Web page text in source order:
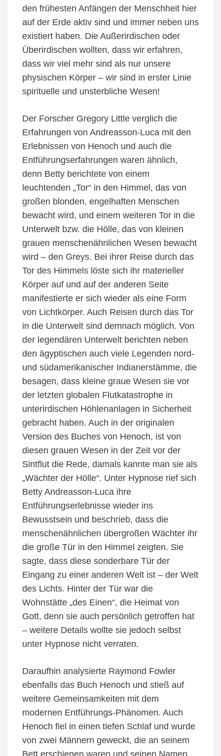
den frühesten Anfängen der Menschheit hier
auf der Erde aktiv sind und immer neben uns
existiert haben. Die Außerirdischen oder
Überirdischen wollten, dass wir erfahren,
dass wir viel mehr sind als nur unsere
physischen Körper – wir sind in erster Linie
spirituelle und unsterbliche Wesen!
Der Forscher Gregory Little verglich die
Erfahrungen von Andreasson-Luca mit den
Erlebnissen von Henoch und auch die
Entführungserfahrungen waren ähnlich,
denn Betty berichtete von einem
leuchtenden „Tor“ in den Himmel, das von
großen blonden, engelhaften Menschen
bewacht wird, und einem weiteren Tor in die
Unterwelt bzw. die Hölle, das von kleinen
grauen menschenähnlichen Wesen bewacht
wird – den Greys. Bei ihrer Reise durch das
Tor des Himmels löste sich ihr materieller
Körper auf und auf der anderen Seite
manifestierte er sich wieder als eine Form
von Lichtkörper. Auch Reisen durch das Tor
in die Unterwelt sind demnach möglich. Von
der legendären Unterwelt berichten neben
den ägyptischen auch viele Legenden nord-
und südamerikanischer Indianerstämme, die
besagen, dass kleine graue Wesen sie vor
der letzten globalen Flutkatastrophe in
unterirdischen Höhlenanlagen in Sicherheit
gebracht haben. Auch in der originalen
Version des Buches von Henoch, ist von
diesen grauen Wesen in der Zeit vor der
Sintflut die Rede, damals kannte man sie als
„Wächter der Hölle“. Unter Hypnose rief sich
Betty Andreasson-Luca ihre
Entführungserlebnisse wieder ins
Bewusstsein und beschrieb, dass die
menschenähnlichen übergroßen Wächter ihr
die große Tür in den Himmel zeigten. Sie
sagte, dass diese sonderbare Tür der
Eingang zu einer anderen Welt ist – der Welt
des Lichts. Hinter der Tür war die
Wohnstätte „des Einen“, die Heimat von
Gott, denn sie auch persönlich getroffen hat
– weitere Details wollte sie jedoch selbst
unter Hypnose nicht verraten.
Daraufhin analysierte Raymond Fowler
ebenfalls das Buch Henoch und stieß auf
weitere Gemeinsamkeiten mit dem
modernen Entführungs-Phänomen. Auch
Henoch fiel in einen tiefen Schlaf und wurde
von zwei Männern geweckt, die an seinem
Bett erschienen waren und seinen Namen